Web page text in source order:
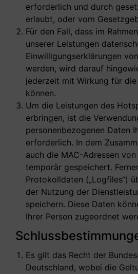
erforderlich und durch
erlaubt, oder vom
Für den Fall, dass im
unserer Leistungen
Einwilligungserklärungen
werden, wird darauf
jederzeit mit Wirkung für
können.
Um die Leistungen des
erbringen, ist die
personenbezogenen Daten
erforderlich. In dem
auch die MAC-Adressen
temporär gespeichert.
Protokolldaten („Logfiles“)
der Nutzung der
speichern. Diese Daten
Ihrer Person zugeordnet
Es gilt das Recht der
Deutschland, wobei die